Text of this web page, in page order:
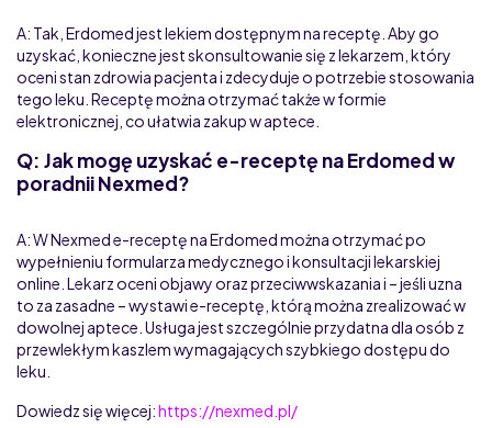
A: Tak, Erdomed jest lekiem dostępnym na receptę. Aby go
uzyskać, konieczne jest skonsultowanie się z lekarzem, który
oceni stan zdrowia pacjenta i zdecyduje o potrzebie stosowania
tego leku. Receptę można otrzymać także w formie
elektronicznej, co ułatwia zakup w aptece.
Q: Jak mogę uzyskać e-receptę na Erdomed w
poradnii Nexmed?
A: W Nexmed e-receptę na Erdomed można otrzymać po
wypełnieniu formularza medycznego i konsultacji lekarskiej
online. Lekarz oceni objawy oraz przeciwwskazania i – jeśli uzna
to za zasadne – wystawi e-receptę, którą można zrealizować w
dowolnej aptece. Usługa jest szczególnie przydatna dla osób z
przewlekłym kaszlem wymagających szybkiego dostępu do
leku.
Dowiedz się więcej:https://nexmed.pl/